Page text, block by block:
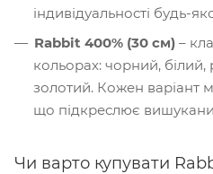
індивідуальності будь-
Rabbit 400% (30 см) –
кольорах: чорний,
золотий. Кожен варіант
що підкреслює
Чи варто купувати